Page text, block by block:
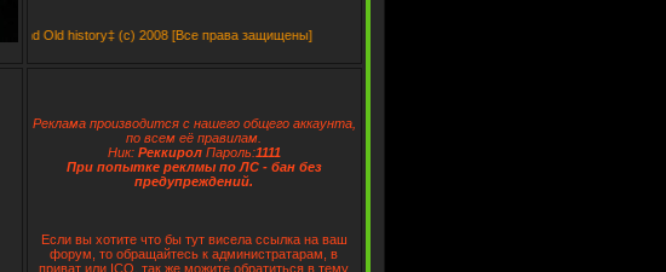
Old history‡ (c) 2008 [Все права защищены]
Реклама производится с нашего общего аккаунта,
по всем её правилам.
Ник: РеккиролПароль:1111
При попытке реклмы по ЛС - бан без
предупреждений.
Если вы хотите что бы тут висела ссылка на ваш
форум, то обращайтесь к администратарам, в
приват или ICQ, так же можите обратиться в тему